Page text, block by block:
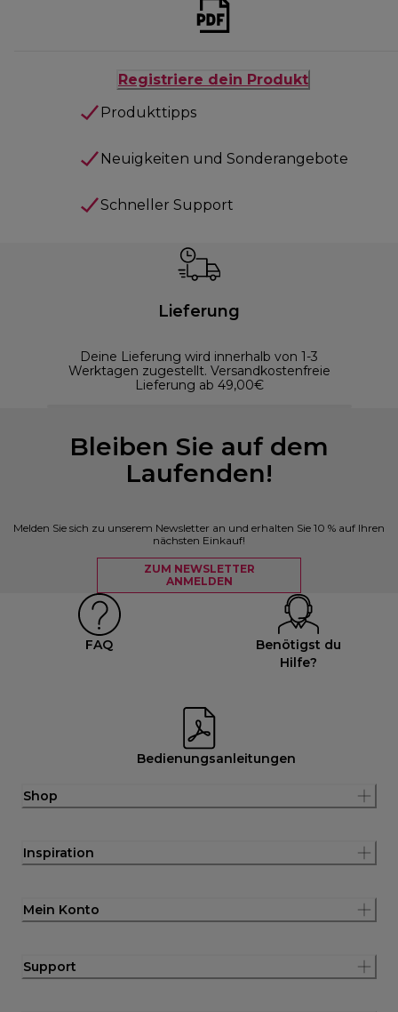
Registriere dein Produkt
Produkttipps
Neuigkeiten und Sonderangebote
Schneller Support
Lieferung
Deine Lieferung wird innerhalb von 1-3
Werktagen zugestellt. Versandkostenfreie
Lieferung ab 49,00€
Bleiben Sie auf dem
Laufenden!
Melden Sie sich zu unserem Newsletter an und erhalten Sie 10 % auf Ihren
nächsten Einkauf!
ZUM NEWSLETTER
ANMELDEN
FAQ
Benötigst du
Hilfe?
Bedienungsanleitungen
Shop
Inspiration
Mein Konto
Support